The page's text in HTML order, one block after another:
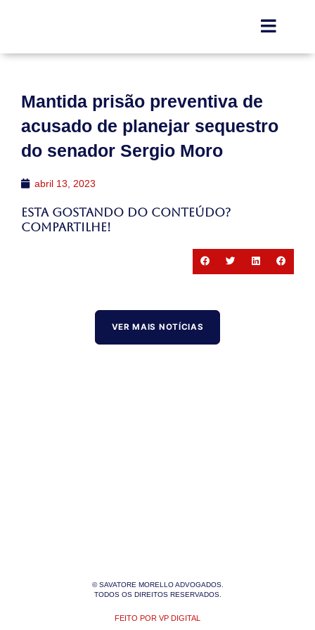
Mantida prisão preventiva de
acusado de planejar sequestro
do senador Sergio Moro
abril 13, 2023
Esta gostando do conteúdo?
Compartilhe!
VER MAIS NOTÍCIAS
© SAVATORE MORELLO ADVOGADOS.
TODOS OS DIREITOS RESERVADOS.
FEITO POR VP DIGITAL